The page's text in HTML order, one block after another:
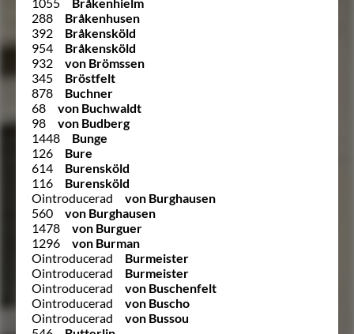
288
Bråkenhusen
392
Bråkensköld
954
Bråkensköld
932
von Brömssen
345
Bröstfelt
878
Buchner
68
von Buchwaldt
98
von Budberg
1448
Bunge
126
Bure
614
Burensköld
116
Burensköld
Ointroducerad
von Burghausen
560
von Burghausen
1478
von Burguer
1296
von Burman
Ointroducerad
Burmeister
Ointroducerad
Burmeister
Ointroducerad
von Buschenfelt
Ointroducerad
von Buscho
Ointroducerad
von Bussou